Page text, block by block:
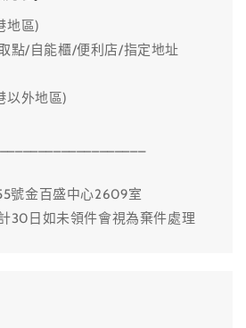
地區)
點/自能櫃/便利店/指定地址
以外地區)
號金百盛中心2609室
30日如未領件會視為棄件處理